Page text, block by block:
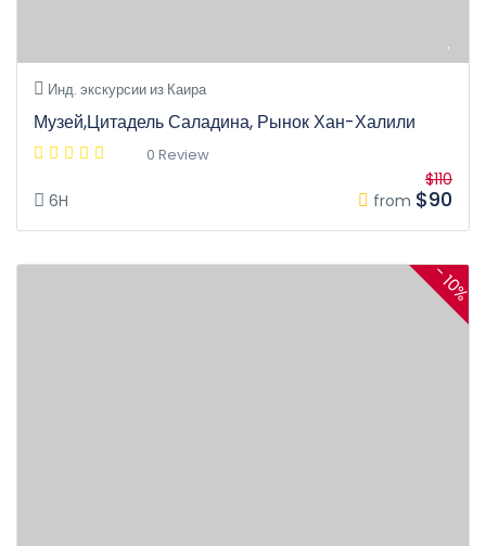
Инд. экскурсии из Каира
Музей,Цитадель Саладина, Рынок Хан-Халили
0 Review
6H from
$110
$90
- 10%